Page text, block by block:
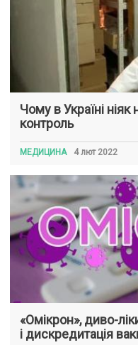
Чому в Україні ніяк
контроль
МЕДИЦИНА 4 лют 2022
«Омікрон», диво-
і дискредитація